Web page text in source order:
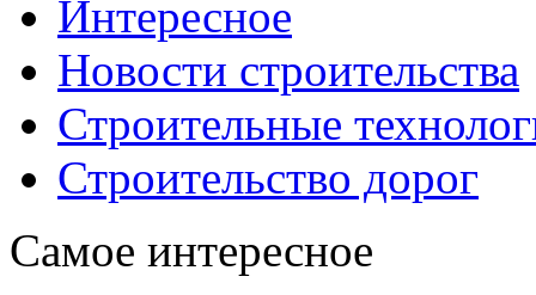
Интересное
Новости строительства
Строительные
Строительство дорог
Самое интересное